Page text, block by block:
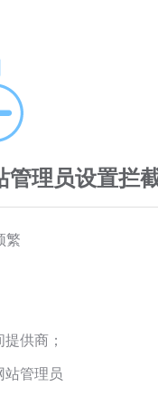
管理员设置拦
繁
供商；
站管理员